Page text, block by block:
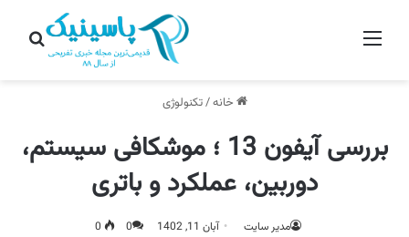
منو
خانه/تکنولوژی
بررسی آیفون 13 ؛ موشکافی سیستم،
دوربین، عملکرد و باتری
مدیر سایت آبان 11, 1402 0